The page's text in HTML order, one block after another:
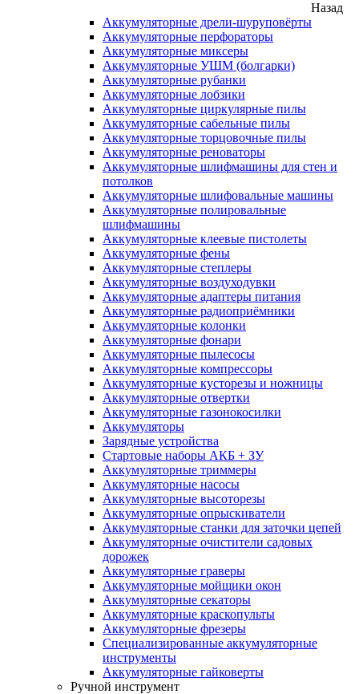
Назад
Аккумуляторные дрели-шуруповёрты
Аккумуляторные перфораторы
Аккумуляторные миксеры
Аккумуляторные УШМ (болгарки)
Аккумуляторные рубанки
Аккумуляторные лобзики
Аккумуляторные циркулярные пилы
Аккумуляторные сабельные пилы
Аккумуляторные торцовочные пилы
Аккумуляторные реноваторы
Аккумуляторные шлифмашины для стен и
потолков
Аккумуляторные шлифовальные машины
Аккумуляторные полировальные
шлифмашины
Аккумуляторные клеевые пистолеты
Аккумуляторные фены
Аккумуляторные степлеры
Аккумуляторные воздуходувки
Аккумуляторные адаптеры питания
Аккумуляторные радиоприёмники
Аккумуляторные колонки
Аккумуляторные фонари
Аккумуляторные пылесосы
Аккумуляторные компрессоры
Аккумуляторные кусторезы и ножницы
Аккумуляторные отвертки
Аккумуляторные газонокосилки
Аккумуляторы
Зарядные устройства
Стартовые наборы АКБ + ЗУ
Аккумуляторные триммеры
Аккумуляторные насосы
Аккумуляторные высоторезы
Аккумуляторные опрыскиватели
Аккумуляторные станки для заточки цепей
Аккумуляторные очистители садовых
дорожек
Аккумуляторные граверы
Аккумуляторные мойщики окон
Аккумуляторные секаторы
Аккумуляторные краскопульты
Аккумуляторные фрезеры
Специализированные аккумуляторные
инструменты
Аккумуляторные гайковерты
Ручной инструмент